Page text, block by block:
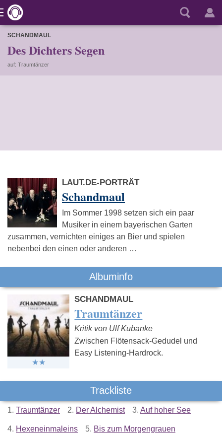
SCHANDMAUL
Des Dichters Segen
auf: Traumtänzer
LAUT.DE-PORTRÄT
Schandmaul
Im Sommer 1998 setzen sich ein paar
Musiker in einem bayerischen Garten
zusammen, vernichten einiges an Bier und spielen
nebenbei den einen oder anderen …
Albuminfo
SCHANDMAUL
Traumtänzer
Kritik von Ulf Kubanke
Zwischen Flötensack-Gedudel und
Easy Listening-Hardrock.
Trackliste
1. Traumtänzer 2. Der Alchemist 3. Auf hoher See
4. Hexeneinmaleins 5. Bis zum Morgengrauen